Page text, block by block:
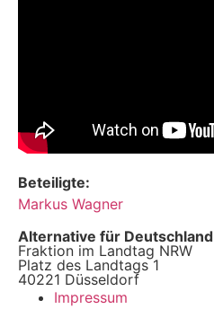
Beteiligte:
Markus Wagner
Alternative für Deutschland
Fraktion im Landtag NRW
Platz des Landtags 1
40221 Düsseldorf
Impressum